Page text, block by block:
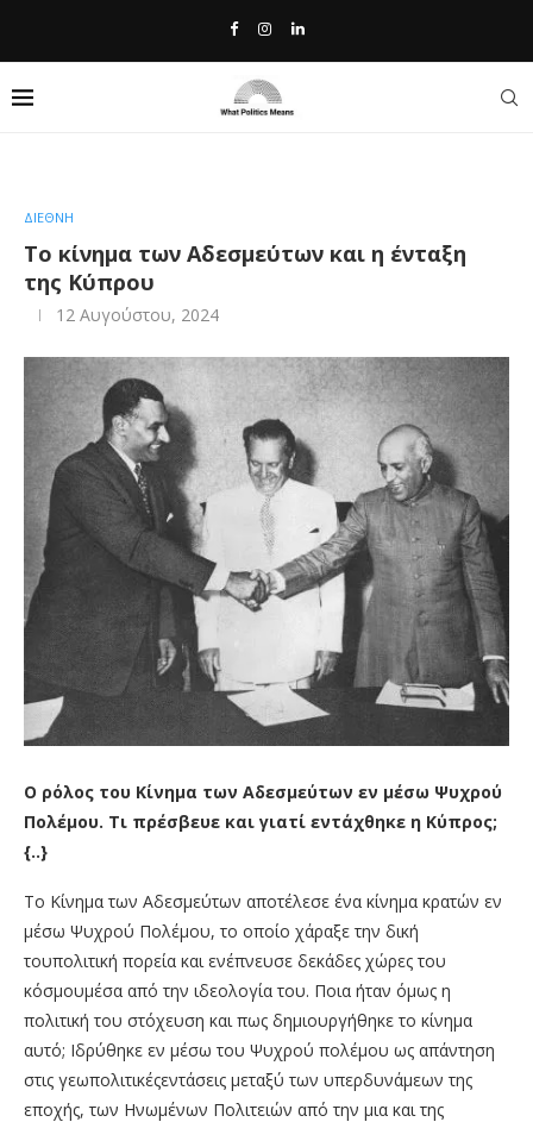
ΔΙΕΘΝΗ
Το κίνημα των Αδεσμεύτων και η ένταξη
της Κύπρου
12 Αυγούστου, 2024
Ο ρόλος του Κίνημα των Αδεσμεύτων εν μέσω Ψυχρού
Πολέμου. Τι πρέσβευε και γιατί εντάχθηκε η Κύπρος;
{..}
Το Κίνημα των Αδεσμεύτων αποτέλεσε ένα κίνημα κρατών εν
μέσω Ψυχρού Πολέμου, το οποίο χάραξε την δική
τουπολιτική πορεία και ενέπνευσε δεκάδες χώρες του
κόσμουμέσα από την ιδεολογία του. Ποια ήταν όμως η
πολιτική του στόχευση και πως δημιουργήθηκε το κίνημα
αυτό; Ιδρύθηκε εν μέσω του Ψυχρού πολέμου ως απάντηση
στις γεωπολιτικέςεντάσεις μεταξύ των υπερδυνάμεων της
εποχής, των Ηνωμένων Πολιτειών από την μια και της